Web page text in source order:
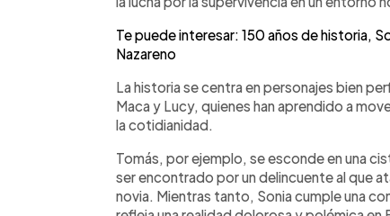
Te puede interesar: 150 años de historia,
Nazareno
La historia se centra en personajes bien
Maca y Lucy, quienes han aprendido a
la cotidianidad.
Tomás, por ejemplo, se esconde en una
ser encontrado por un delincuente al que
novia. Mientras tanto, Sonia cumple una